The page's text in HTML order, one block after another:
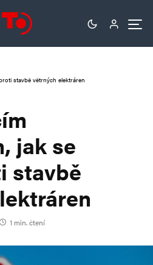
stavbě větrných elektráren
jak se
stavbě
1 min. čtení